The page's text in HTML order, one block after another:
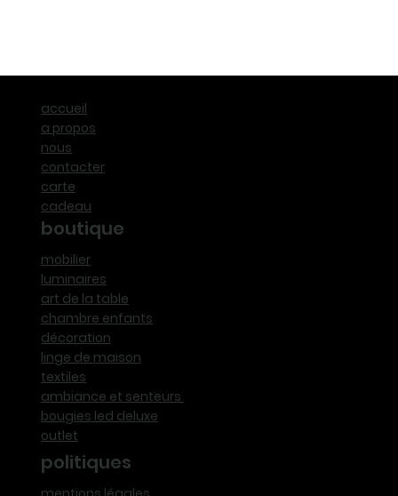
accueil
a propos
nous
contacter
carte
cadeau
boutique
mobilier
luminaires
art de la table
chambre enfants
décoration
linge de maison
textiles
ambiance et senteurs
bougies led deluxe
outlet
politiques